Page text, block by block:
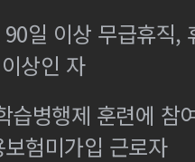
일 이상 무급휴직,
상인 자
습병행제 훈련에 참
험미가입 근로자